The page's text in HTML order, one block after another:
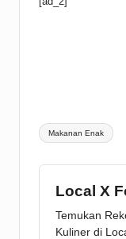
Tags:
Makanan Enak
Local X
Temukan
Kuliner di